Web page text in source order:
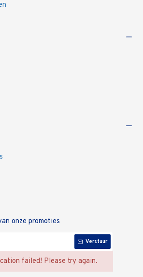
onze promoties
Verstuur
failed! Please try again.